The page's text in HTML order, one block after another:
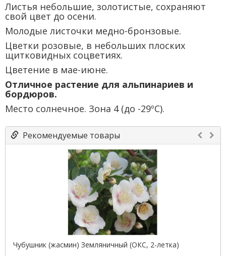
Листья небольшие, золотистые, сохраняют
свой цвет до осени.
Молодые листочки медно-бронзовые.
Цветки розовые, в небольших плоских
щитковидных соцветиях.
Цветение в мае-июне.
Отличное растение для альпинариев и
бордюров.
Место солнечное. Зона 4 (до -29ºС).
Рекомендуемые товары
Чубушник (жасмин) Земляничный (ОКС, 2-летка)